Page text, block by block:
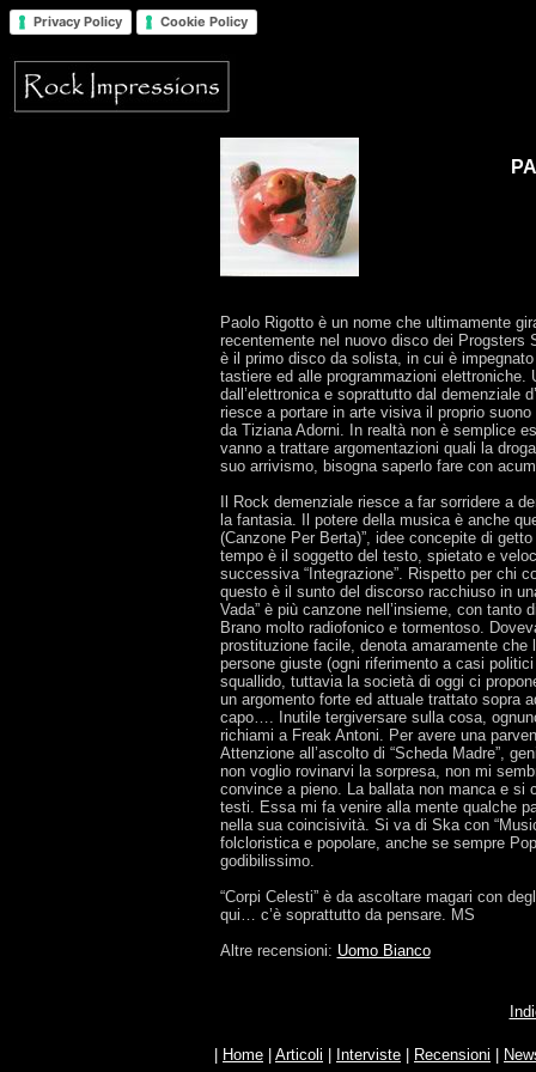
Privacy Policy Cookie Policy
Paolo Rigotto è un nome che ultimamente
recentemente nel nuovo disco dei Progsters
è il primo disco da solista, in cui è
tastiere ed alle programmazioni
dall’elettronica e soprattutto dal demenziale
riesce a portare in arte visiva il proprio
da Tiziana Adorni. In realtà non è semplice
vanno a trattare argomentazioni quali la
suo arrivismo, bisogna saperlo fare con
Il Rock demenziale riesce a far sorridere a
la fantasia. Il potere della musica è anche
(Canzone Per Berta)”, idee concepite di
tempo è il soggetto del testo, spietato e
successiva “Integrazione”. Rispetto per chi
questo è il sunto del discorso racchiuso in
Vada” è più canzone nell’insieme, con
Brano molto radiofonico e tormentoso.
prostituzione facile, denota amaramente
persone giuste (ogni riferimento a casi
squallido, tuttavia la società di oggi ci
un argomento forte ed attuale trattato sopra
capo…. Inutile tergiversare sulla cosa,
richiami a Freak Antoni. Per avere una
Attenzione all’ascolto di “Scheda Madre”,
non voglio rovinarvi la sorpresa, non mi
convince a pieno. La ballata non manca e si
testi. Essa mi fa venire alla mente qualche
nella sua coincisività. Si va di Ska con
folcloristica e popolare, anche se sempre
godibilissimo.
“Corpi Celesti” è da ascoltare magari con
qui… c’è soprattutto da pensare. MS
Altre recensioni: Uomo Bianco
Home Articoli Interviste Recensioni